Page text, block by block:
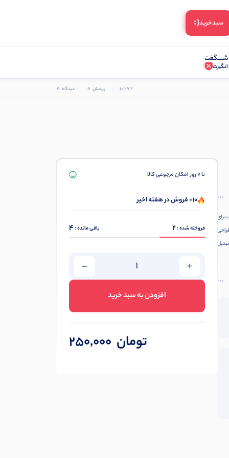
سبد‌خرید(:
شـــــگفت
انگیزت
10272 پرسش 0 دیدگاه 0
تا 7 روز امکان مرجوعی کالا
10+ فروش در هفته اخیر
فروخته شده :2 باقی مانده :4
افزودن به سبد خرید
250,000 تومان